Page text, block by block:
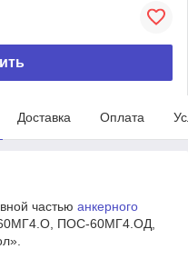
Доставка Оплата
частью анкерного
ПОС-60МГ4.ОД,